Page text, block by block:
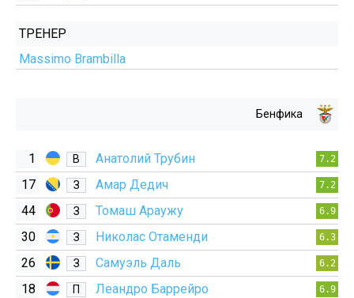
ТРЕНЕР
Massimo Brambilla
Бенфика
1 В Анатолий Трубин 7.2
17 З Амар Дедич 7.2
44 З Томаш Араужу 6.9
30 З Николас Отаменди 6.3
26 З Самуэль Даль 6.2
18 П Леандро Баррейро 6.9